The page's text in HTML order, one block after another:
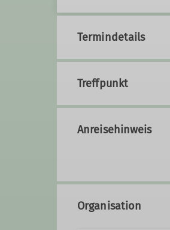
Termindetails
Treffpunkt
Anreisehinweis
Organisation